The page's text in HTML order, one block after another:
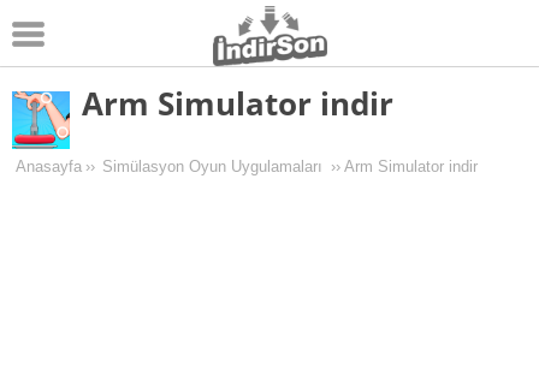
Android
Pc Oyunları
Arm Simulator indir
Anasayfa ›› Simülasyon Oyun Uygulamaları ›› Arm Simulator indir